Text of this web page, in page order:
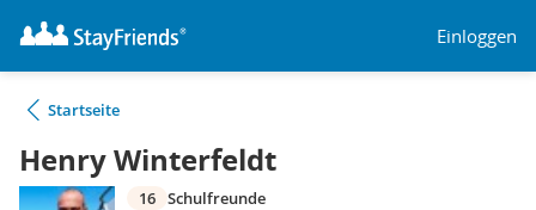
Einloggen
Startseite
Henry Winterfeldt
16 Schulfreunde